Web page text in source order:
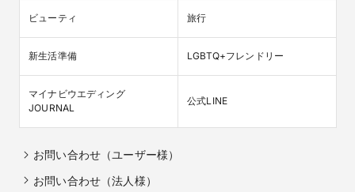
ビューティ 旅行
新生活準備 LGBTQ+フレンドリー
マイナビウエディング
JOURNAL
公式LINE
お問い合わせ（ユーザー様）
お問い合わせ（法人様）